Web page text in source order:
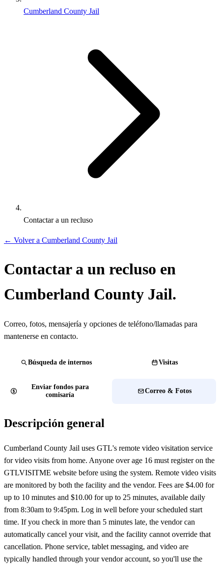
Cumberland County Jail
Contactar a un recluso
← Volver a Cumberland County Jail
Contactar a un recluso en
Cumberland County Jail.
Correo, fotos, mensajería y opciones de teléfono/llamadas para
mantenerse en contacto.
Búsqueda de internos Visitas
Enviar fondos para
comisaría
Correo & Fotos
Descripción general
Cumberland County Jail uses GTL's remote video visitation service
for video visits from home. Anyone over age 16 must register on the
GTLVISITME website before using the system. Remote video visits
are monitored by both the facility and the vendor. Fees are $4.00 for
up to 10 minutes and $10.00 for up to 25 minutes, available daily
from 8:30am to 9:45pm. Log in well before your scheduled start
time. If you check in more than 5 minutes late, the vendor can
automatically cancel your visit, and the facility cannot override that
cancellation. Phone service, tablet messaging, and video are
typically handled through your vendor account, so you'll use the